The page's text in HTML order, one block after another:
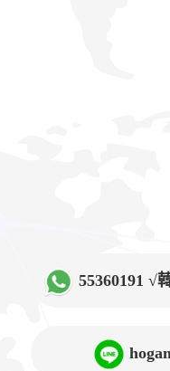
55360191 √